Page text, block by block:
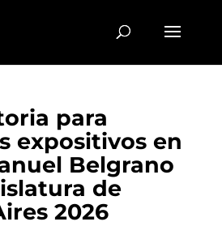
para
expositivos en
Belgrano
de
2026